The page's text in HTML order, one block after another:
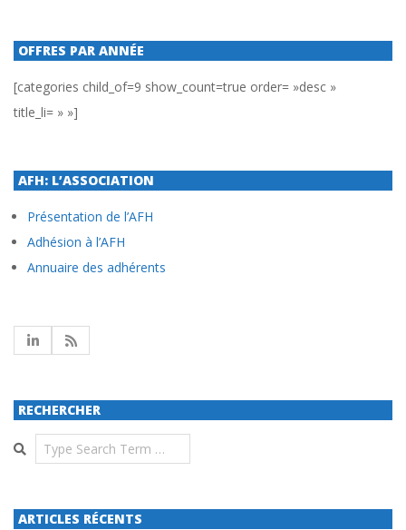
OFFRES PAR ANNÉE
[categories child_of=9 show_count=true order= »desc »
title_li= » »]
AFH: L’ASSOCIATION
Présentation de l’AFH
Adhésion à l’AFH
Annuaire des adhérents
RECHERCHER
Search
ARTICLES RÉCENTS